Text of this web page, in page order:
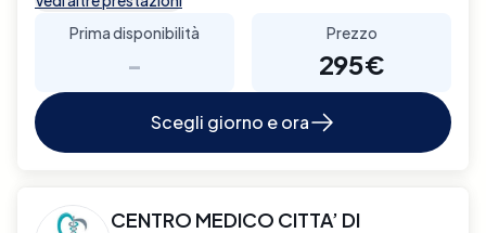
Prima disponibilità
-
Prezzo
295€
Scegli giorno e ora
CENTRO MEDICO CITTA’ DI